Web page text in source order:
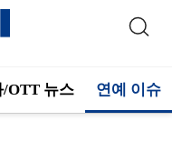
/OTT 뉴스 연예 이슈